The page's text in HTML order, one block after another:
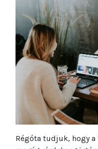
Régóta tudjuk, hogy